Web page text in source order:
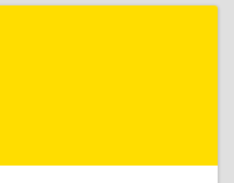
край, Выселковский
Степная ул, дом № 1
Подробнее